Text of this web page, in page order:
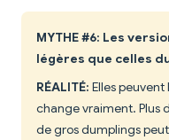
MYTHE #6: Les
légères que celles
RÉALITÉ: Elles peuvent
change vraiment. Plus
de gros dumplings